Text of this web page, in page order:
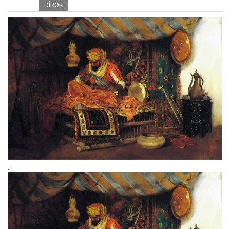
DÎROK
,